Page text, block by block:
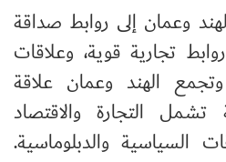
وعمان إلى روابط صداقة
تجارية قوية، وعلاقات
الهند وعمان علاقة
تشمل التجارة والاقتصاد
السياسية والدبلوماسية.